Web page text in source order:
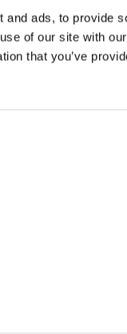
ads, to provide
of our site with
that you’ve